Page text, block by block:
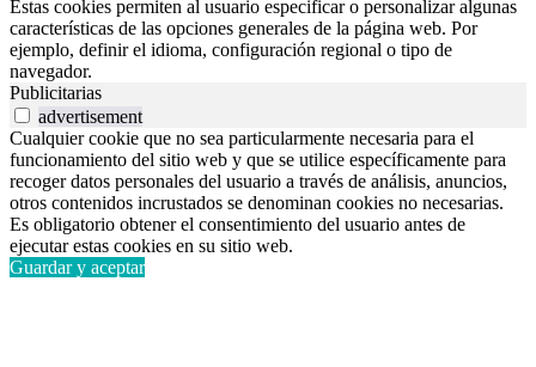
Estas cookies permiten al usuario especificar o personalizar algunas
características de las opciones generales de la página web. Por
ejemplo, definir el idioma, configuración regional o tipo de
navegador.
Publicitarias
advertisement
Cualquier cookie que no sea particularmente necesaria para el
funcionamiento del sitio web y que se utilice específicamente para
recoger datos personales del usuario a través de análisis, anuncios,
otros contenidos incrustados se denominan cookies no necesarias.
Es obligatorio obtener el consentimiento del usuario antes de
ejecutar estas cookies en su sitio web.
Guardar y aceptar